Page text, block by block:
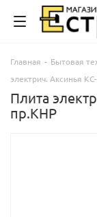
Главная - Бытовая
электрич. Аксинья
Плита
пр.КНР